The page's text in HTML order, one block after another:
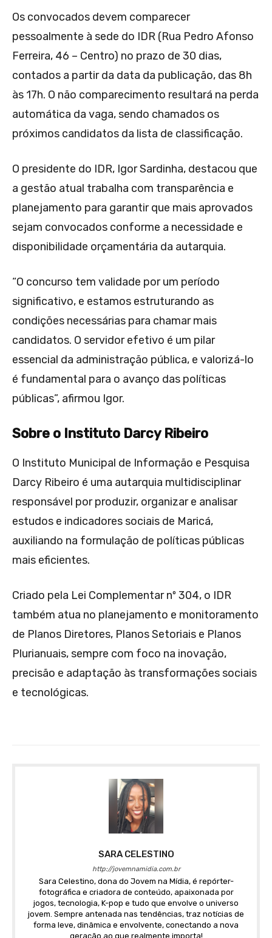
Os convocados devem comparecer
pessoalmente à sede do IDR (Rua Pedro Afonso
Ferreira, 46 – Centro) no prazo de 30 dias,
contados a partir da data da publicação, das 8h
às 17h. O não comparecimento resultará na perda
automática da vaga, sendo chamados os
próximos candidatos da lista de classificação.
O presidente do IDR, Igor Sardinha, destacou que
a gestão atual trabalha com transparência e
planejamento para garantir que mais aprovados
sejam convocados conforme a necessidade e
disponibilidade orçamentária da autarquia.
“O concurso tem validade por um período
significativo, e estamos estruturando as
condições necessárias para chamar mais
candidatos. O servidor efetivo é um pilar
essencial da administração pública, e valorizá-lo
é fundamental para o avanço das políticas
públicas”, afirmou Igor.
Sobre o Instituto Darcy Ribeiro
O Instituto Municipal de Informação e Pesquisa
Darcy Ribeiro é uma autarquia multidisciplinar
responsável por produzir, organizar e analisar
estudos e indicadores sociais de Maricá,
auxiliando na formulação de políticas públicas
mais eficientes.
Criado pela Lei Complementar nº 304, o IDR
também atua no planejamento e monitoramento
de Planos Diretores, Planos Setoriais e Planos
Plurianuais, sempre com foco na inovação,
precisão e adaptação às transformações sociais
e tecnológicas.
SARA CELESTINO
http://jovemnamidia.com.br
Sara Celestino, dona do Jovem na Mídia, é repórter-
fotográfica e criadora de conteúdo, apaixonada por
jogos, tecnologia, K-pop e tudo que envolve o universo
jovem. Sempre antenada nas tendências, traz notícias de
forma leve, dinâmica e envolvente, conectando a nova
geração ao que realmente importa!